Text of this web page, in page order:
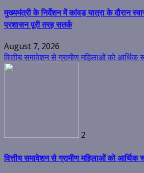
मुख्यमंत्री के निर्देशन में कांवड़ यात्रा के दौरान
प्रशासन पूरी तरह सतर्क
August 7, 2026
वित्तीय समावेशन से ग्रामीण महिलाओं को
2
वित्तीय समावेशन से ग्रामीण महिलाओं को